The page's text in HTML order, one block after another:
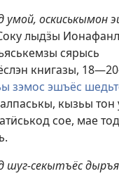
оскиськымон
лыдӟы
сярысь
книгазы,
зэмос эшъёс
кызьы тон
сое, мае
секытъёс